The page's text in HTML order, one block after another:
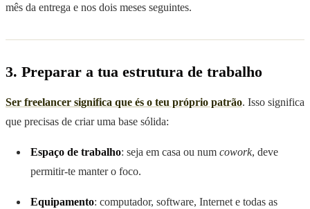
mês da entrega e nos dois meses seguintes.
3. Preparar a tua estrutura de trabalho
Ser freelancer significa que és o teu próprio patrão. Isso significa
que precisas de criar uma base sólida:
Espaço de trabalho: seja em casa ou num cowork, deve
permitir-te manter o foco.
Equipamento: computador, software, Internet e todas as